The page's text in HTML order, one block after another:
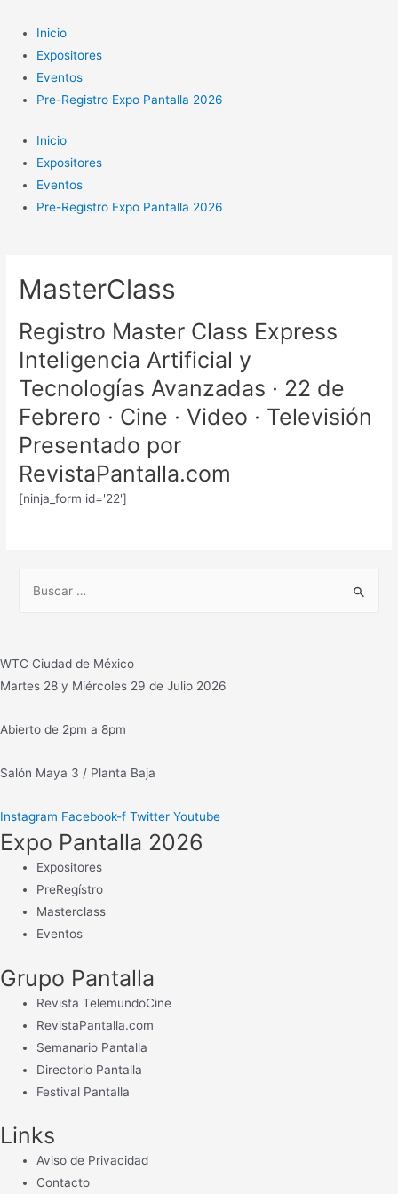
contenido
Inicio
Expositores
Eventos
Pre-Registro Expo Pantalla 2026
Inicio
Expositores
Eventos
Pre-Registro Expo Pantalla 2026
MasterClass
Registro Master Class Express
Inteligencia Artificial y
Tecnologías Avanzadas · 22 de
Febrero · Cine · Video · Televisión
Presentado por
RevistaPantalla.com
[ninja_form id='22']
WTC Ciudad de México
Martes 28 y Miércoles 29 de Julio 2026
Abierto de 2pm a 8pm
Salón Maya 3 / Planta Baja
Instagram Facebook-f Twitter Youtube
Expo Pantalla 2026
Expositores
PreRegístro
Masterclass
Eventos
Grupo Pantalla
Revista TelemundoCine
RevistaPantalla.com
Semanario Pantalla
Directorio Pantalla
Festival Pantalla
Links
Aviso de Privacidad
Contacto